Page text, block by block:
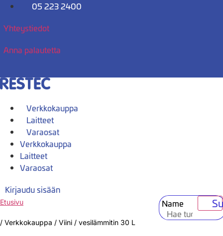
Mene
05 223 2400
Yhteystiedot
Anna palautetta
Verkkokauppa
Laitteet
Varaosat
Verkkokauppa
Laitteet
Varaosat
Kirjaudu sisään
Name
Etusivu
/ Verkkokauppa / Viini / vesilämmitin 30 L